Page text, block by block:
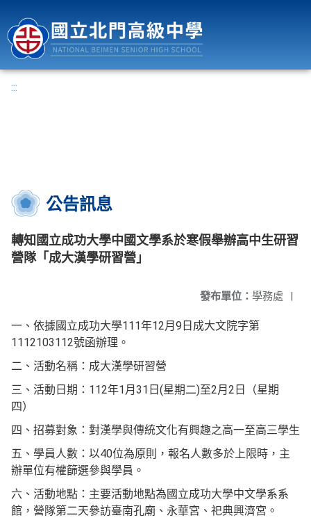
:::
公告訊息
轉知國立成功大學中國文學系於寒假舉辦高中生研習
營隊「成大漢學研習營」
發布單位： 學務處 |
一、依據國立成功大學111年12月9日成大文院字第
1112103112號函辦理。
二、活動名稱：成大漢學研習營
三、活動日期：112年1月31日(星期二)至2月2日（星期
四）
四、招募對象：對漢學與傳統文化有興趣之高一至高三學生
五、學員人數：以40位為原則，報名人數多於上限時，主
辦單位有權篩選參與學員。
六、活動地點：主要活動地點為國立成功大學中文學系系
館，營隊第二天參訪臺南孔廟、永華宮、祀典興濟宮。